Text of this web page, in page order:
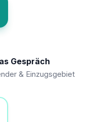
Gespräch
& Einzugsgebiet